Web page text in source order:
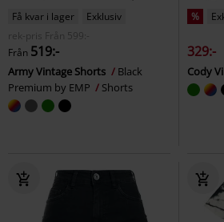
Få kvar i lager
Exklusiv
rek-pris
Från
599:-
Från 519:-
Army Vintage Shorts
Black
Premium by EMP
Shorts
%
329:-
Cody